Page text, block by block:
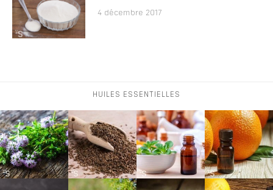
4 décembre 2017
HUILES ESSENTIELLES